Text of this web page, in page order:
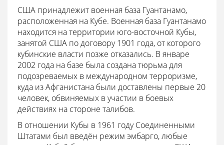
США принадлежит военная база Гуантанамо,
расположенная на Кубе. Военная база Гуантанамо
находится на территории юго-восточной Кубы,
занятой США по договору 1901 года, от которого
кубинские власти позже отказались. В январе
2002 года на базе была создана тюрьма для
подозреваемых в международном терроризме,
куда из Афганистана были доставлены первые 20
человек, обвиняемых в участии в боевых
действиях на стороне талибов.
В отношении Кубы в 1961 году Соединенными
Штатами был введён режим эмбарго, любые